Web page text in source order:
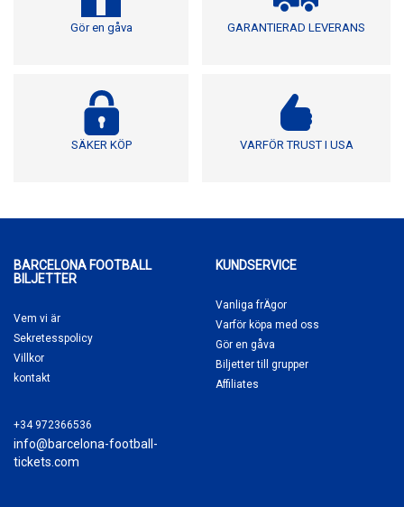
Gör en gåva GARANTIERAD LEVERANS
SÄKER KÖP VARFÖR TRUST I USA
BARCELONA FOOTBALL
BILJETTER
Vem vi är
Sekretesspolicy
Villkor
kontakt
+34 972366536
info@barcelona-football-
tickets.com
KUNDSERVICE
Vanliga frÄgor
Varför köpa med oss
Gör en gåva
Biljetter till grupper
Affiliates